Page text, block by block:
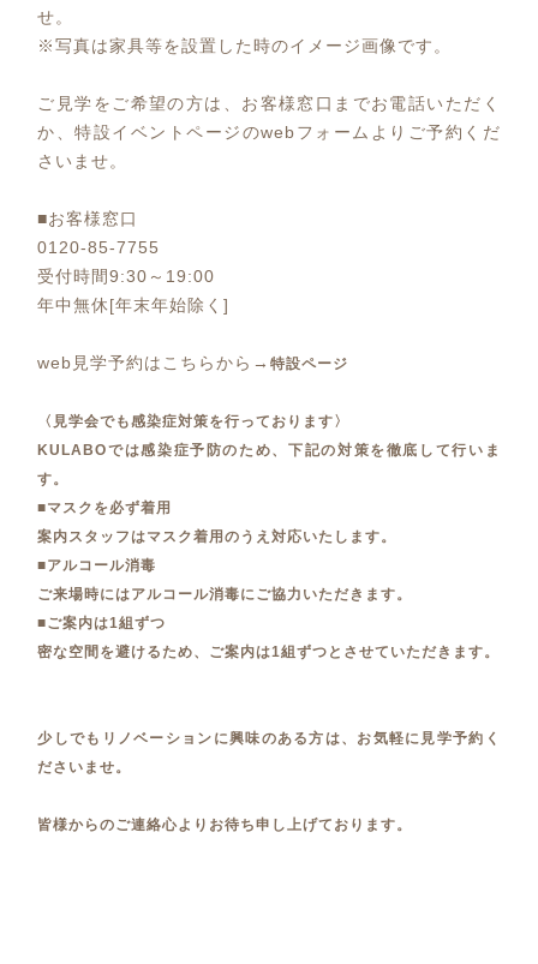
せ。
※写真は家具等を設置した時のイメージ画像です。
ご見学をご希望の方は、お客様窓口までお電話いただく
か、特設イベントページのwebフォームよりご予約くだ
さいませ。
■お客様窓口
0120-85-7755
受付時間9:30～19:00
年中無休[年末年始除く]
web見学予約はこちらから→特設ページ
〈見学会でも感染症対策を行っております〉
KULABOでは感染症予防のため、下記の対策を徹底して行いま
す。
■マスクを必ず着用
案内スタッフはマスク着用のうえ対応いたします。
■アルコール消毒
ご来場時にはアルコール消毒にご協力いただきます。
■ご案内は1組ずつ
密な空間を避けるため、ご案内は1組ずつとさせていただきます。
少しでもリノベーションに興味のある方は、お気軽に見学予約く
ださいませ。
皆様からのご連絡心よりお待ち申し上げております。